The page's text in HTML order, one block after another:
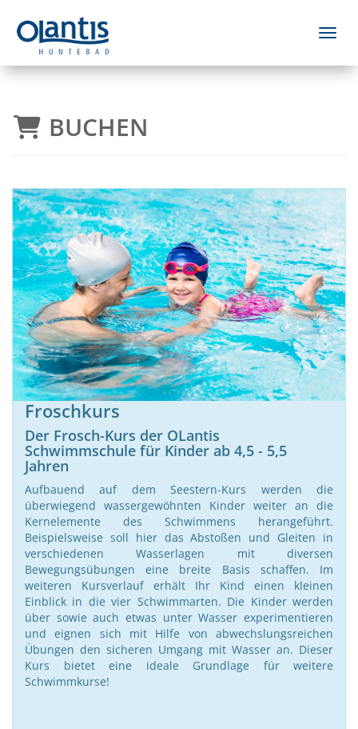
BUCHEN
Froschkurs
Der Frosch-Kurs der OLantis
Schwimmschule für Kinder ab 4,5 - 5,5
Jahren
Aufbauend auf dem Seestern-Kurs werden die
überwiegend wassergewöhnten Kinder weiter an die
Kernelemente des Schwimmens herangeführt.
Beispielsweise soll hier das Abstoßen und Gleiten in
verschiedenen Wasserlagen mit diversen
Bewegungsübungen eine breite Basis schaffen. Im
weiteren Kursverlauf erhält Ihr Kind einen kleinen
Einblick in die vier Schwimmarten. Die Kinder werden
über sowie auch etwas unter Wasser experimentieren
und eignen sich mit Hilfe von abwechslungsreichen
Übungen den sicheren Umgang mit Wasser an. Dieser
Kurs bietet eine ideale Grundlage für weitere
Schwimmkurse!